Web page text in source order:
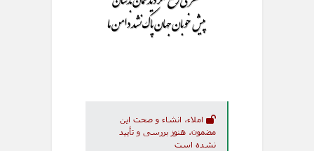
پیش خوبان جهان پاک نشد دامن ما
املاء، انشاء و صحت این
مضمون، هنوز بررسی و تأیید
نشده است